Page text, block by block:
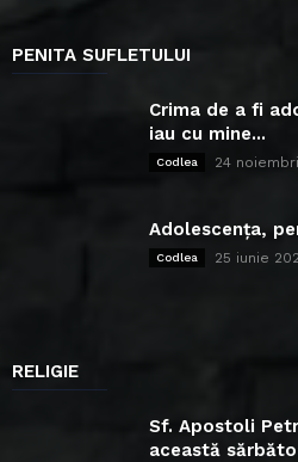
PENITA SUFLETULUI
Crima de a fi
iau cu mine...
Codlea 24
Adolescența,
Codlea 25 iunie
RELIGIE
Sf. Apostoli
această